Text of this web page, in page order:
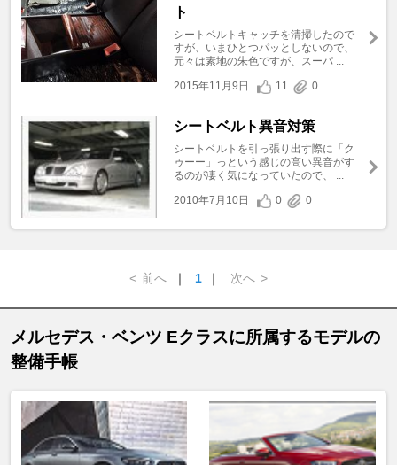
ト
シートベルトキャッチを清掃したので
すが、いまひとつパッとしないので、
元々は素地の朱色ですが、スーパ ...
2015年11月9日
11 0
シートベルト異音対策
シートベルトを引っ張り出す際に「ク
ゥーー」っという感じの高い異音がす
るのが凄く気になっていたので、 ...
2010年7月10日
0 0
< 前へ ｜ 1 ｜ 次へ >
メルセデス・ベンツ Eクラスに所属するモデルの
整備手帳